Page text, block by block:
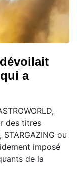
a
des titres
ou
imposé
de la